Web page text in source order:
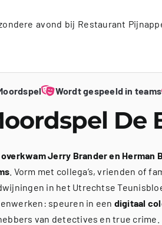
avond bij Restaurant
Wordt gespeeld in teams
De
overkwam Jerry Brander en Herman
. Vorm met collega’s, vrienden of
in het Utrechtse
speuren in een digitaal
van detectives en true crime.